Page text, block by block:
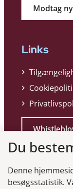
Modtag
Links
Du
Denne
besøgsstatistik.